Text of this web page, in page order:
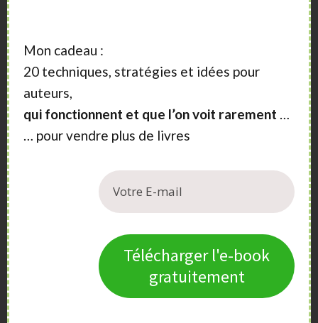
Éditions du Chassel – Éditions de l’Ibie
04 75 88 92 55
Domaines éditoriaux
régionalisme
Mon cadeau :
20 techniques, stratégies et idées pour
auteurs,
qui fonctionnent et que l’on voit rarement …
… pour vendre plus de livres
Télécharger l'e-book
gratuitement